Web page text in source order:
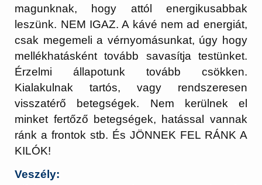
magunknak, hogy attól energikusabbak
leszünk. NEM IGAZ. A kávé nem ad energiát,
csak megemeli a vérnyomásunkat, úgy hogy
mellékhatásként tovább savasítja testünket.
Érzelmi állapotunk tovább csökken.
Kialakulnak tartós, vagy rendszeresen
visszatérő betegségek. Nem kerülnek el
minket fertőző betegségek, hatással vannak
ránk a frontok stb. És JÖNNEK FEL RÁNK A
KILÓK!
Veszély: